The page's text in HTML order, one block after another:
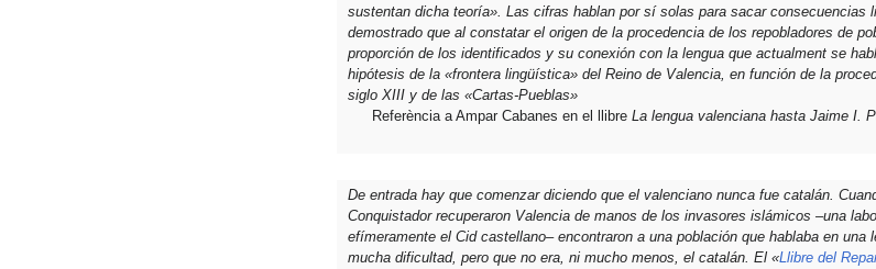
sustentan dicha teoría». Las cifras hablan por sí solas para sacar consecuencias
demostrado que al constatar el origen de la procedencia de los repobladores de
proporción de los identificados y su conexión con la lengua que actualment se
hipótesis de la «frontera lingüística» del Reino de Valencia, en función de la
siglo XIII y de las «Cartas-Pueblas»
Referència a Ampar Cabanes en el llibre La lengua valenciana hasta Jaime I.
De entrada hay que comenzar diciendo que el valenciano nunca fue catalán.
Conquistador recuperaron Valencia de manos de los invasores islámicos –una
efímeramente el Cid castellano– encontraron a una población que hablaba en una
mucha dificultad, pero que no era, ni mucho menos, el catalán. El «Llibre del